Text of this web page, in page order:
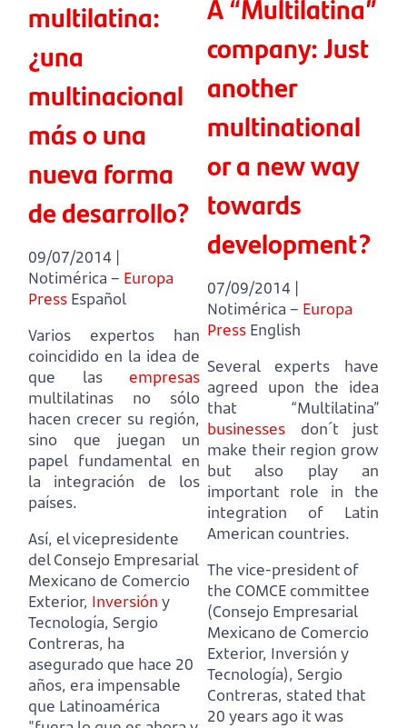
multilatina:
¿una
multinacional
más o una
nueva forma
de desarrollo?
09/07/2014 |
Notimérica – Europa
Press Español
Varios expertos han
coincidido en la idea de
que las empresas
multilatinas no sólo
hacen crecer su región,
sino que juegan un
papel fundamental en
la integración de los
países.
Así, el vicepresidente
del Consejo Empresarial
Mexicano de Comercio
Exterior, Inversión y
Tecnología, Sergio
Contreras, ha
asegurado que hace 20
años, era impensable
que Latinoamérica
A “Multilatina”
company: Just
another
multinational
or a new way
towards
development?
07/09/2014 |
Notimérica – Europa
Press English
Several experts have
agreed upon the idea
that “Multilatina”
businesses don´t just
make their region grow
but also play an
important role in the
integration of Latin
American countries.
The vice-president of
the COMCE committee
(Consejo Empresarial
Mexicano de Comercio
Exterior, Inversión y
Tecnología), Sergio
Contreras, stated that
20 years ago it was